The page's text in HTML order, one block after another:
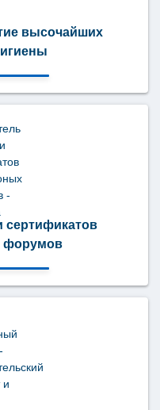
высочайших
сертификатов
форумов